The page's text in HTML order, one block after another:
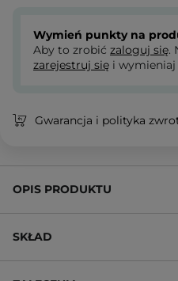
Wymień punkty na
Aby to zrobić zaloguj się.
zarejestruj się i
Gwarancja i polityka
OPIS PRODUKTU
SKŁAD